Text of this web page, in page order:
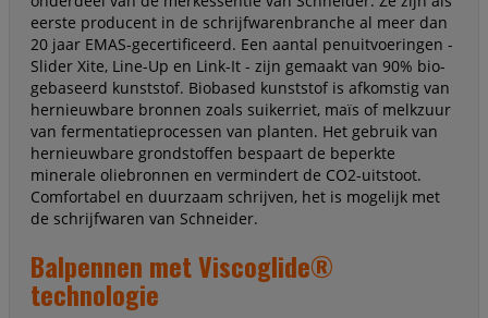
eerste producent in de schrijfwarenbranche al meer dan
20 jaar EMAS-gecertificeerd. Een aantal penuitvoeringen -
Slider Xite, Line-Up en Link-It - zijn gemaakt van 90% bio-
gebaseerd kunststof. Biobased kunststof is afkomstig van
hernieuwbare bronnen zoals suikerriet, maïs of melkzuur
van fermentatieprocessen van planten. Het gebruik van
hernieuwbare grondstoffen bespaart de beperkte
minerale oliebronnen en vermindert de CO2-uitstoot.
Comfortabel en duurzaam schrijven, het is mogelijk met
de schrijfwaren van Schneider.
Balpennen met Viscoglide®
technologie